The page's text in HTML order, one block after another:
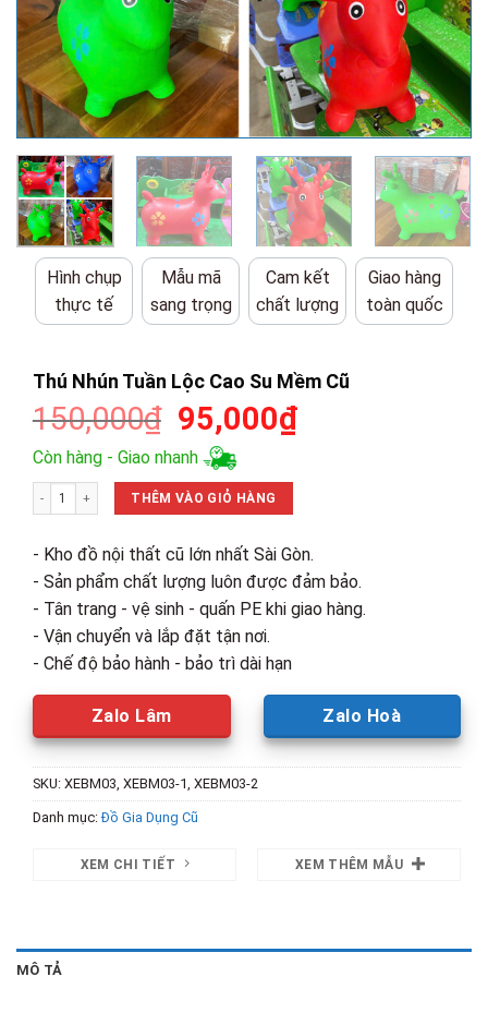
Hình chụp
thực tế
Mẫu mã
sang trọng
Cam kết
chất lượng
Giao hàng
toàn quốc
Thú Nhún Tuần Lộc Cao Su Mềm Cũ
150,000₫ Giá
gốc
là:
150,000₫.
95,000₫Giá
95,000₫.
Còn hàng - Giao nhanh
Thú Nhún Tuần Lộc Cao Su Mềm Cũ số lượng
THÊM VÀO GIỎ HÀNG
- Kho đồ nội thất cũ lớn nhất Sài Gòn.
- Sản phẩm chất lượng luôn được đảm bảo.
- Tân trang - vệ sinh - quấn PE khi giao hàng.
- Vận chuyển và lắp đặt tận nơi.
- Chế độ bảo hành - bảo trì dài hạn
Zalo Lâm Zalo Hoà
SKU: XEBM03, XEBM03-1, XEBM03-2
Danh mục:Đồ Gia Dụng Cũ
XEM CHI TIẾT XEM THÊM MẪU
MÔ TẢ